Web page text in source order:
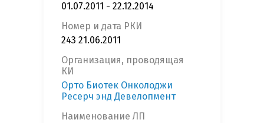
01.07.2011 - 22.12.2014
Номер и дата РКИ
243 21.06.2011
Организация, проводящая
КИ
Орто Биотек Онколоджи
Ресерч энд Девелопмент
Наименование ЛП